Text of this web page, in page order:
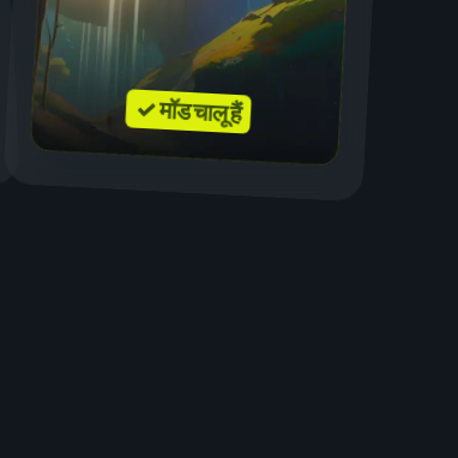
✓ मॉड चालू हैं